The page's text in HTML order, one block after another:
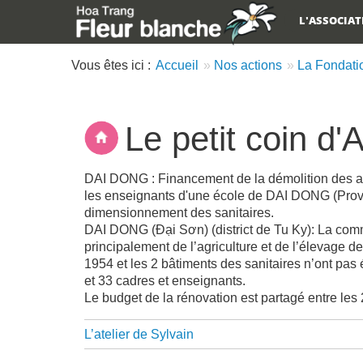
Main menu
Vous êtes ici : Accueil Nos actions La
Le petit coin
Description
DAI DONG : Financement de la démolition des
les enseignants d'une école de DAI DONG
dimensionnement des sanitaires.
DAI DONG (Đại Sơn) (district de Tu Ky): La
principalement de l’agriculture et de l’élevage
1954 et les 2 bâtiments des sanitaires n’ont
et 33 cadres et enseignants.
Le budget de la rénovation est partagé entre
Liens
L’atelier de Sylvain